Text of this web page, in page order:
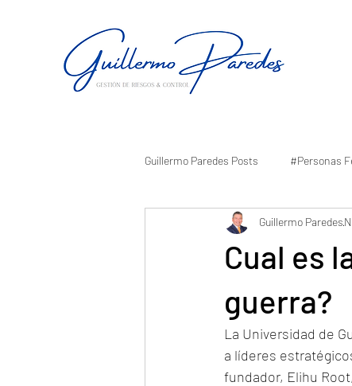
Guillermo Paredes Posts #Personas
Cual es
guerra?
Guillermo Paredes
La Universidad de
a líderes
fundador, Elihu